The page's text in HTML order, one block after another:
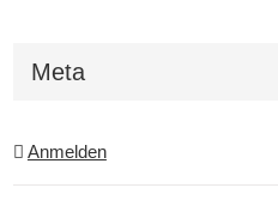
Meta
Anmelden